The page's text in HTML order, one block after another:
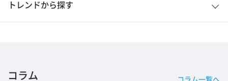
トレンドから探す
コラム